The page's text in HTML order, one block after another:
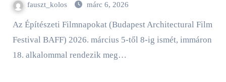
fauszt_kolos márc 6, 2026
Az Építészeti Filmnapokat (Budapest Architectural Film
Festival BAFF) 2026. március 5-től 8-ig ismét, immáron
18. alkalommal rendezik meg…